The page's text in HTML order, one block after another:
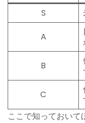
S
A
B
C
ここで知っておいて